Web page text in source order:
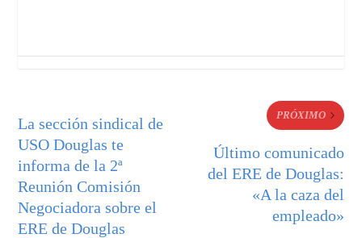
La sección sindical de
USO Douglas te
informa de la 2ª
Reunión Comisión
Negociadora sobre el
ERE de Douglas
PRÓXIMO
Último comunicado
del ERE de Douglas:
«A la caza del
empleado»